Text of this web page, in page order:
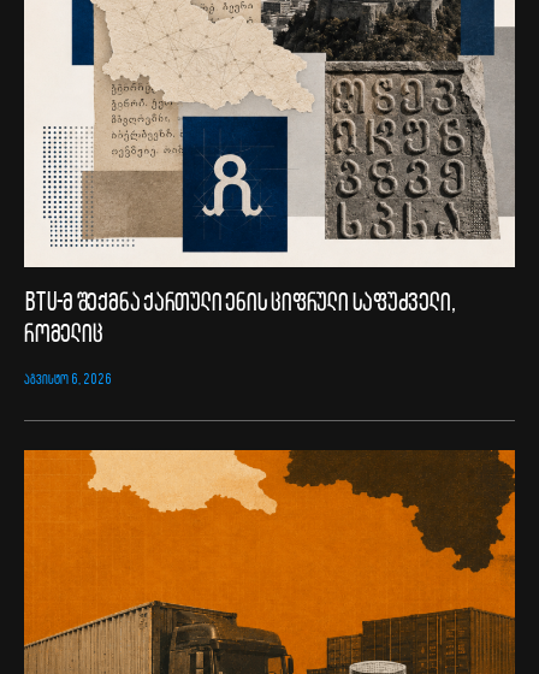
BTU-მ შექმნა ქართული ენის ციფრული საფუძველი,
რომელიც
ᲐᲒᲕᲘᲡᲢᲝ 6, 2026